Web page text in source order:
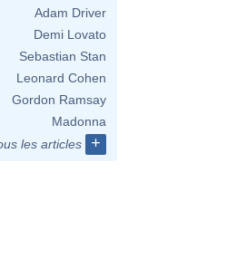
Adam Driver
Demi Lovato
Sebastian Stan
Leonard Cohen
Gordon Ramsay
Madonna
les articles
+